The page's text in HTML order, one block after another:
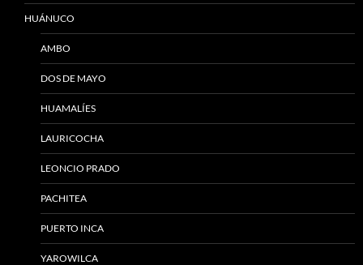
HUÁNUCO
AMBO
DOS DE MAYO
HUAMALÍES
LAURICOCHA
LEONCIO PRADO
PACHITEA
PUERTO INCA
YAROWILCA